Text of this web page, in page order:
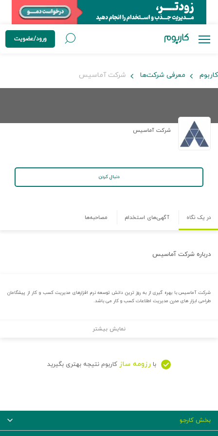
ورود/عضویت
کاربوم معرفی شرکت‌ها شرکت آماسیس
شرکت آماسیس
دنبال کردن
در یک نگاه آگهی‌های استخدام مصاحبه‌ها
درباره شرکت آماسیس
شرکت آماسیس با بهره گیری از به روز ترین دانش توسعه نرم افزارهای مدیریت کسب و کار از پیشگامان
طراحی ابزار های مدرن مدیریت اطلاعات کسب و کار می باشد.
نمایش بیشتر
با رزومه ساز کاربوم نتیجه بهتری بگیرید
بخش کارجو